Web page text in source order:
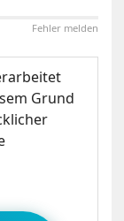
Fehler melden
Grund